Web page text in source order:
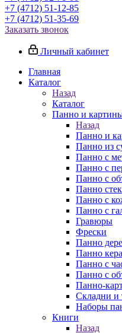
+7 (4712) 51-12-85
+7 (4712) 51-35-69
Заказать звонок
Личный кабинет
Главная
Каталог
Назад
Каталог
Панно и
Назад
Панно и
Панно из
Панно с
Панно с
Панно с
Панно
Панно с
Панно с
Гравюры
Фрески
Панно
Панно
Панно с
Панно с
Панно-
Складни и
Наборы
Книги
Назад